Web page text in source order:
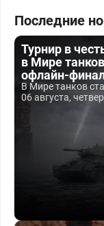
Последние
Турнир в
в Мире
офлайн-
В Мире танков
06 августа,